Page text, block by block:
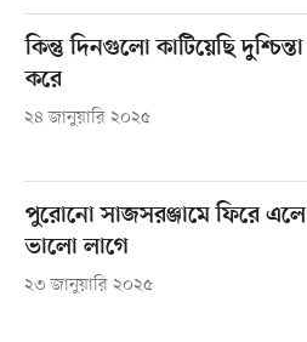
কিন্তু দিনগুলো কাটিয়েছি দুশ্চিন্তা
করে
২৪ জানুয়ারি ২০২৫
পুরোনো সাজসরঞ্জামে ফিরে এলে
ভালো লাগে
২৩ জানুয়ারি ২০২৫